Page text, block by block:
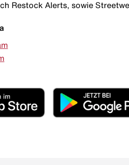
Restock Alerts, sowie